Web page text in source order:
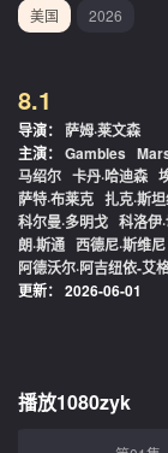
美国 2026
8.1
导演： 萨姆·莱文森
主演： Gambles
马绍尔 卡丹·哈迪森
萨特·布莱克 扎克·斯
科尔曼·多明戈 科洛伊
朗·斯通 西德尼·斯维尼
阿德沃尔·阿吉纽依-艾
更新： 2026-06-01
播放1080zyk